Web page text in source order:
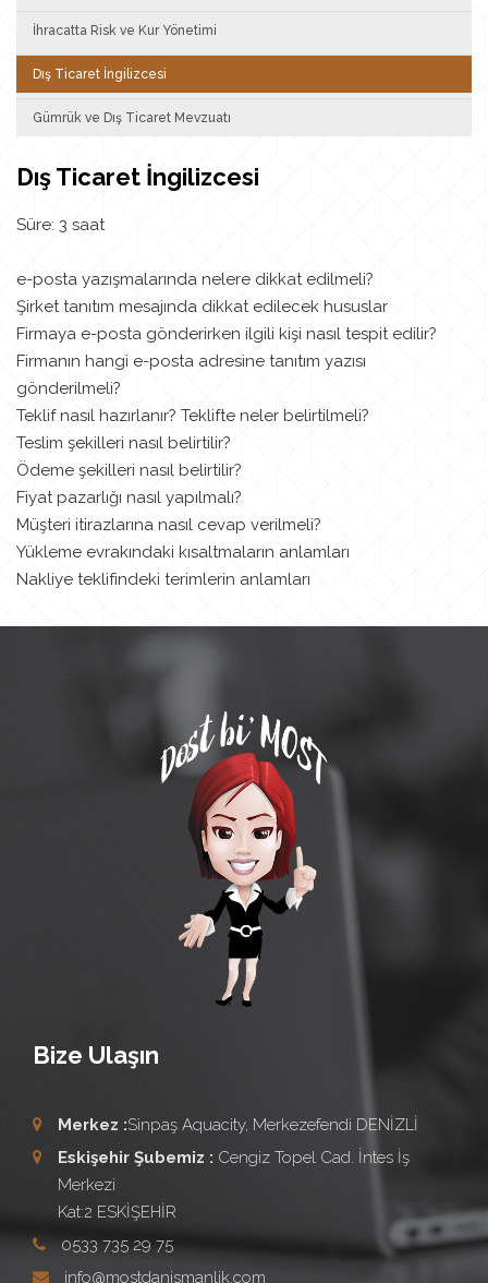
İhracatta Risk ve Kur Yönetimi
Dış Ticaret İngilizcesi
Gümrük ve Dış Ticaret Mevzuatı
Dış Ticaret İngilizcesi
Süre: 3 saat
e-posta yazışmalarında nelere dikkat edilmeli?
Şirket tanıtım mesajında dikkat edilecek hususlar
Firmaya e-posta gönderirken ilgili kişi nasıl tespit edilir?
Firmanın hangi e-posta adresine tanıtım yazısı
gönderilmeli?
Teklif nasıl hazırlanır? Teklifte neler belirtilmeli?
Teslim şekilleri nasıl belirtilir?
Ödeme şekilleri nasıl belirtilir?
Fiyat pazarlığı nasıl yapılmalı?
Müşteri itirazlarına nasıl cevap verilmeli?
Yükleme evrakındaki kısaltmaların anlamları
Nakliye teklifindeki terimlerin anlamları
Bize Ulaşın
Merkez :Sinpaş Aquacity, Merkezefendi DENİZLİ
Eskişehir Şubemiz : Cengiz Topel Cad. İntes İş
Merkezi
Kat:2 ESKİŞEHİR
0533 735 29 75
info@mostdanismanlik.com